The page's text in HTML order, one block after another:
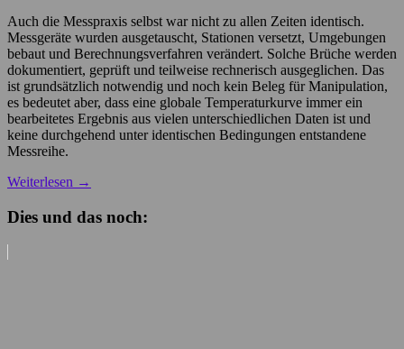
Auch die Messpraxis selbst war nicht zu allen Zeiten identisch.
Messgeräte wurden ausgetauscht, Stationen versetzt, Umgebungen
bebaut und Berechnungsverfahren verändert. Solche Brüche werden
dokumentiert, geprüft und teilweise rechnerisch ausgeglichen. Das
ist grundsätzlich notwendig und noch kein Beleg für Manipulation,
es bedeutet aber, dass eine globale Temperaturkurve immer ein
bearbeitetes Ergebnis aus vielen unterschiedlichen Daten ist und
keine durchgehend unter identischen Bedingungen entstandene
Messreihe.
Weiterlesen →
Dies und das noch: